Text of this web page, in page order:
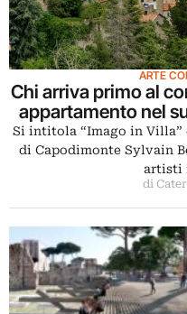
ARTE
Chi arriva primo al
appartamento nel
Si intitola “Imago in Villa”
di Capodimonte Sylvain
artisti
di